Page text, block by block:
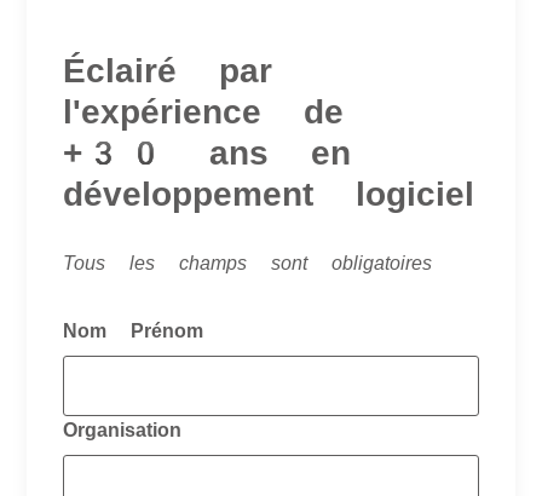
Éclairé par
l'expérience de
+30 ans en
développement logiciel
Tous les champs sont obligatoires
Nom Prénom
Organisation